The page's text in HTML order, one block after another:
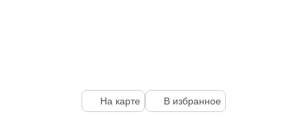
На карте В избранное